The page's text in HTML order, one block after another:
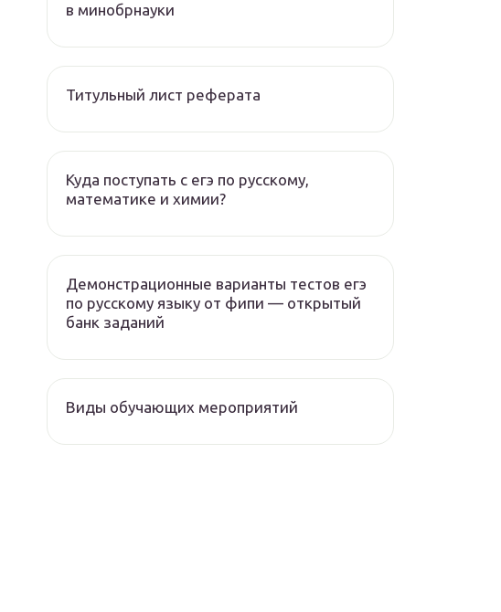
в минобрнауки
Титульный лист реферата
Куда поступать с егэ по русскому,
математике и химии?
Демонстрационные варианты тестов егэ
по русскому языку от фипи — открытый
банк заданий
Виды обучающих мероприятий